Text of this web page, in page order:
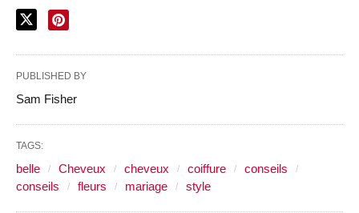
PUBLISHED BY
Sam Fisher
TAGS:
belle Cheveux cheveux coiffure
conseils
conseils
fleurs mariage style